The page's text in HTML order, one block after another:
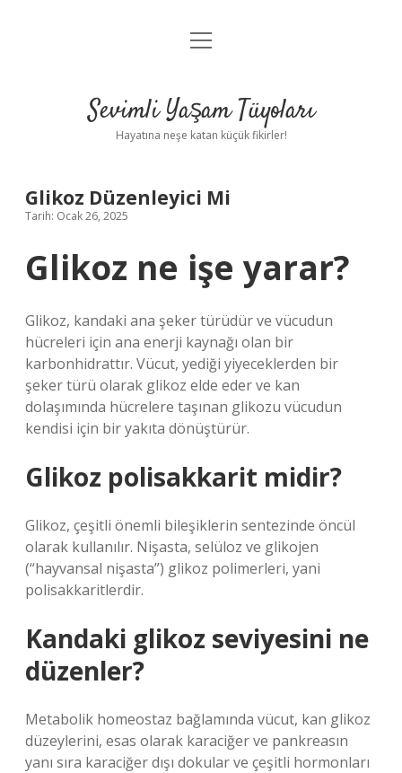
Anasayfa
Yasal Uyarı
menüyü
Sevimli Yaşam Tüyoları
Hayatına neşe katan küçük fikirler!
Glikoz Düzenleyici Mi
Tarih: Ocak 26, 2025
Glikoz ne işe yarar?
Glikoz, kandaki ana şeker türüdür ve vücudun
hücreleri için ana enerji kaynağı olan bir
karbonhidrattır. Vücut, yediği yiyeceklerden bir
şeker türü olarak glikoz elde eder ve kan
dolaşımında hücrelere taşınan glikozu vücudun
kendisi için bir yakıta dönüştürür.
Glikoz polisakkarit midir?
Glikoz, çeşitli önemli bileşiklerin sentezinde öncül
olarak kullanılır. Nişasta, selüloz ve glikojen
(“hayvansal nişasta”) glikoz polimerleri, yani
polisakkaritlerdir.
Kandaki glikoz seviyesini ne
düzenler?
Metabolik homeostaz bağlamında vücut, kan glikoz
düzeylerini, esas olarak karaciğer ve pankreasın
yanı sıra karaciğer dışı dokular ve çeşitli hormonları